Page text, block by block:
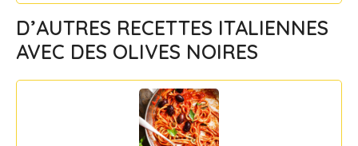
D’AUTRES RECETTES ITALIENNES
AVEC DES OLIVES NOIRES